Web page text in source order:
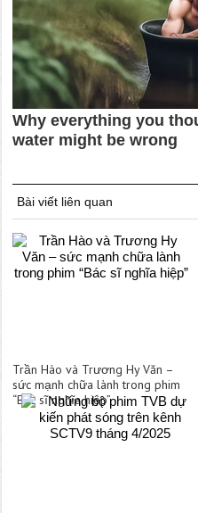
Bài viết liên quan
Trần Hào và Trương Hy Văn –
sức mạnh chữa lành trong phim
“Bác sĩ nghĩa hiệp”